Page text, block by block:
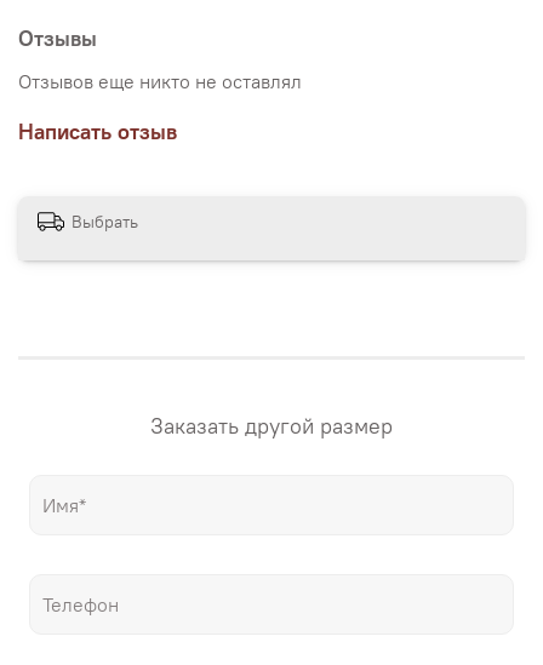
печати используются художественный хлопковый холст
и экологические чернила. Репродукцию можно купить
на подрамнике (деревянный подрамник, галерейная
натяжка) или без подрамника (только холст,
доставляется в рулоне в тубусе). Картина продается в
нескольких вариантах размеров, представленных на
репродукции мировых шедевров живописи, только
Отзывы
Отзывов еще никто не оставлял
Написать отзыв
Выбрать
Заказать другой размер